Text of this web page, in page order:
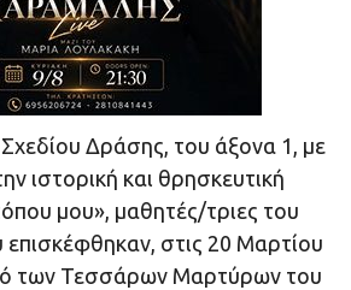
Δράσης, του άξονα 1, με
ιστορική και θρησκευτική
μου», μαθητές/τριες του
επισκέφθηκαν, στις 20 Μαρτίου
των Τεσσάρων Μαρτύρων του